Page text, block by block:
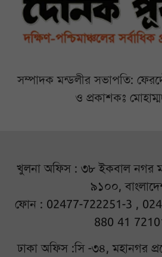
সম্পাদক মন্ডলীর সভাপতি:
ও প্রকাশকঃ
খুলনা অফিস : ৩৮ ইকবাল নগর
৯১০০,
ফোন : 02477-722251-3 ,
880 41
ঢাকা অফিস :সি -৩৪, মহানগর